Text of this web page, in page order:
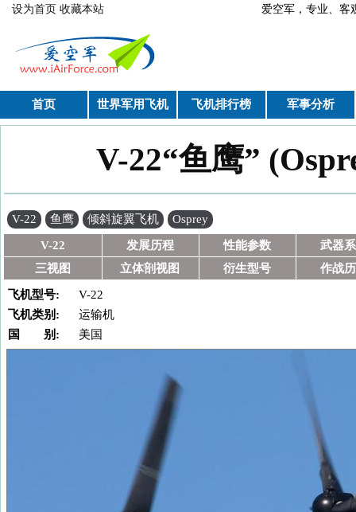
跳转到主要内容
设为首页 收藏本站 爱空军，专业、
首页 世界军用飞机 飞机排行榜 军事分析
V-22“鱼鹰”
V-22 鱼鹰 倾斜旋翼飞机 Osprey
V-22 发展历程 性能参数
武器
三视图
立体剖视图 衍生型号 作战
飞机型号:
V-22
飞机类别:
运输机
国 别:
美国